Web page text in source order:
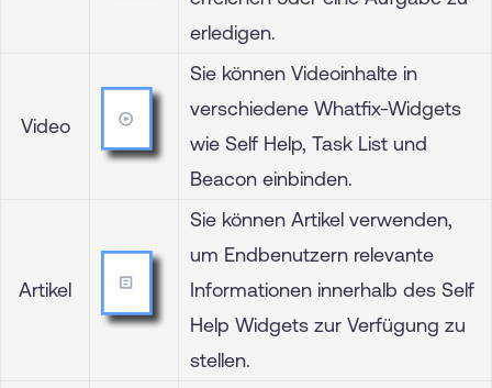
erledigen.
Video
Sie können Videoinhalte in
verschiedene Whatfix-Widgets
wie Self Help, Task List und
Beacon einbinden.
Artikel
Sie können Artikel verwenden,
um Endbenutzern relevante
Informationen innerhalb des Self
Help Widgets zur Verfügung zu
stellen.